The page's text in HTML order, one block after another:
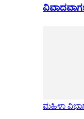
ಮಹಿಳಾ